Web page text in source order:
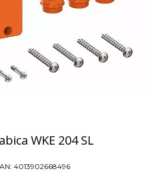
WKE 204 SL
4013902668496